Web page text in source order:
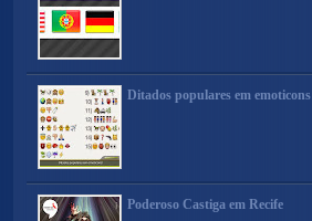
Ditados populares em emoticons
Poderoso Castiga em Recife